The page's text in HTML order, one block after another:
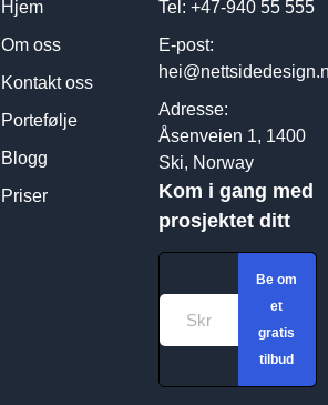
Hjem
Om oss
Kontakt oss
Portefølje
Blogg
Priser
Tel: +47-940 55 555
E-post:
Adresse:
Åsenveien 1, 1400
Ski, Norway
Kom i gang med
prosjektet ditt
Be om
et
gratis
tilbud